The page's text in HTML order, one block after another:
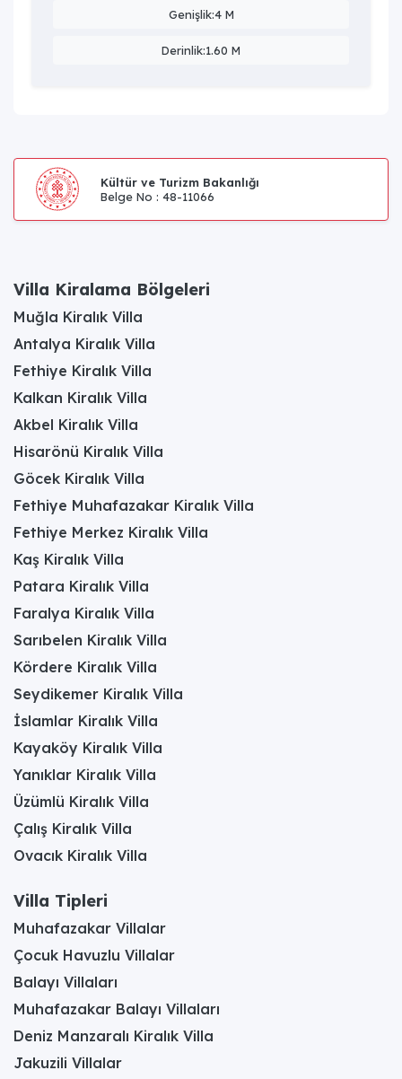
Genişlik:4 M
Derinlik:1.60 M
Kültür ve Turizm Bakanlığı
Belge No : 48-11066
Villa Kiralama Bölgeleri
Muğla Kiralık Villa
Antalya Kiralık Villa
Fethiye Kiralık Villa
Kalkan Kiralık Villa
Akbel Kiralık Villa
Hisarönü Kiralık Villa
Göcek Kiralık Villa
Fethiye Muhafazakar Kiralık Villa
Fethiye Merkez Kiralık Villa
Kaş Kiralık Villa
Patara Kiralık Villa
Faralya Kiralık Villa
Sarıbelen Kiralık Villa
Kördere Kiralık Villa
Seydikemer Kiralık Villa
İslamlar Kiralık Villa
Kayaköy Kiralık Villa
Yanıklar Kiralık Villa
Üzümlü Kiralık Villa
Çalış Kiralık Villa
Ovacık Kiralık Villa
Villa Tipleri
Muhafazakar Villalar
Çocuk Havuzlu Villalar
Balayı Villaları
Muhafazakar Balayı Villaları
Deniz Manzaralı Kiralık Villa
Jakuzili Villalar